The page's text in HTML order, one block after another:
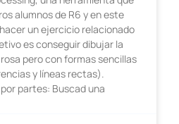
alumnos de R6 y en este
un ejercicio relacionado
es conseguir dibujar la
pero con formas sencillas
y líneas rectas).
partes: Buscad una